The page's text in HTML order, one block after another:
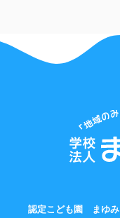
認定こども園 まゆみ